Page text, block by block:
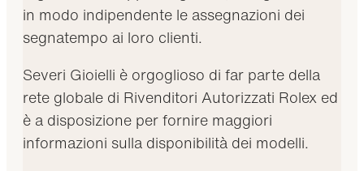
in modo indipendente le assegnazioni dei
segnatempo ai loro clienti.
Severi Gioielli è orgoglioso di far parte della
rete globale di Rivenditori Autorizzati Rolex ed
è a disposizione per fornire maggiori
informazioni sulla disponibilità dei modelli.